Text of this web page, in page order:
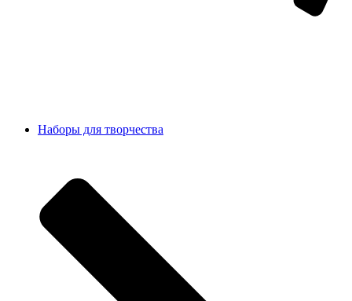
Наборы для творчества